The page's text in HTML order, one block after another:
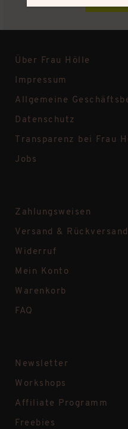
Über Frau Hölle
Impressum
Allgemeine
Datenschutz
Transparenz bei Frau
Jobs
Zahlungsweisen
Versand & Rückversand
Widerruf
Mein Konto
Warenkorb
FAQ
Newsletter
Workshops
Affiliate Programm
Freebies